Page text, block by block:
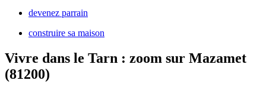
devenez parrain
construire sa maison
Vivre dans le Tarn : zoom sur Mazamet
(81200)